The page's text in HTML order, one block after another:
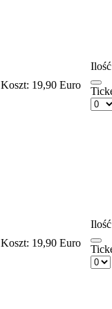
Koszt: 19,90 Euro
Koszt: 19,90 Euro